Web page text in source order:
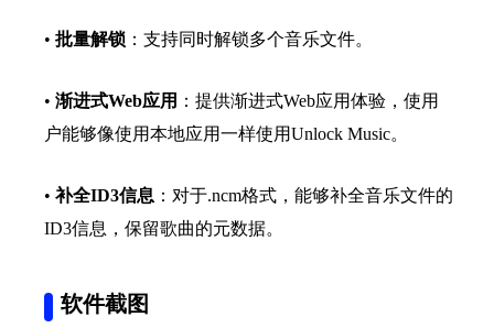
• 批量解锁 ：支持同时解锁多个音乐文件。
• 渐进式Web应用 ：提供渐进式Web应用体验，使用
户能够像使用本地应用一样使用Unlock Music。
• 补全ID3信息 ：对于.ncm格式，能够补全音乐文件的
ID3信息，保留歌曲的元数据。
软件截图